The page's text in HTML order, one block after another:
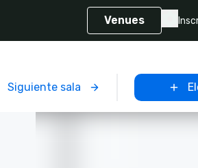
Venues
Siguiente sala